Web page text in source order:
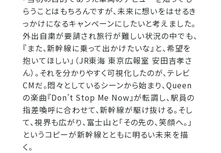
らうことはもちろんですが、未来に想いをはせるき
っかけになるキャンペーンにしたいと考えました。
外出自粛が要請され旅行が難しい状況の中でも、
『また、新幹線に乗って出かけたいな』と、希望を
抱いてほしい」（JR東海 東京広報室 安田吉孝さ
ん）。それを分かりやすく可視化したのが、テレビ
CMだ。悶々としているシーンから始まり、Queen
の楽曲『Don’t Stop Me Now』が転調し、駅員の
指差喚呼に合わせて、新幹線が駆け抜ける。そし
て、視界も広がり、富士山と「その先の、笑顔へ。」
というコピーが新幹線とともに明るい未来を描
く。